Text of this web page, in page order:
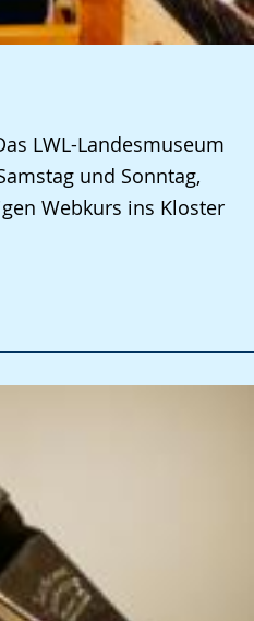
LWL-Landesmuseum
und Sonntag,
Webkurs ins Kloster